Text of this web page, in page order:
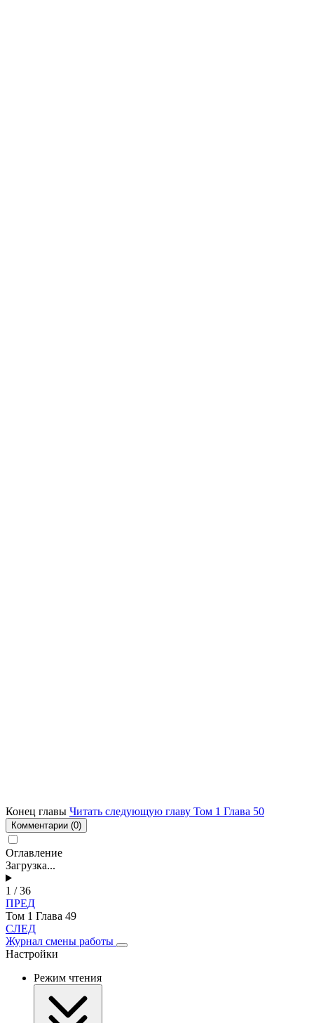
Конец главы Читать следующую главу Том 1 Глава 50
Комментарии (0)
Оглавление
Загрузка...
1 / 36
ПРЕД
Том 1 Глава 49
СЛЕД
Журнал смены работы
Настройки
Режим чтения